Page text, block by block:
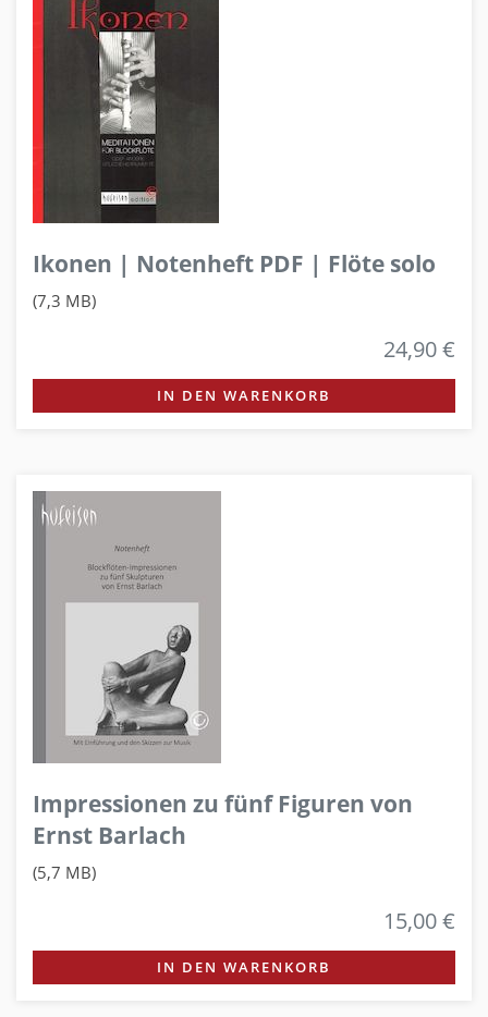
Ikonen | Notenheft PDF | Flöte solo
(7,3 MB)
24,90 €
IN DEN WARENKORB
Impressionen zu fünf Figuren von
Ernst Barlach
(5,7 MB)
15,00 €
IN DEN WARENKORB